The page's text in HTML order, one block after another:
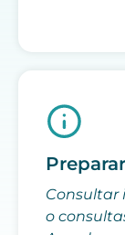
Consultar
o